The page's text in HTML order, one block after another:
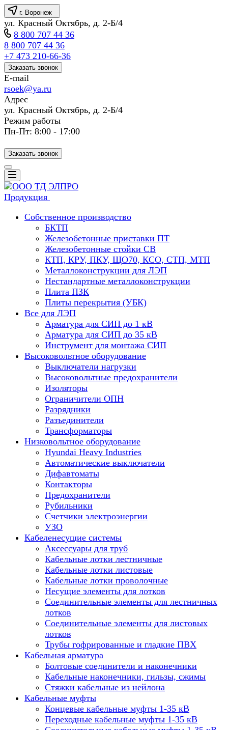
г. Воронеж
ул. Красный Октябрь, д. 2-Б/4
8 800 707 44 36
8 800 707 44 36
+7 473 210-66-36
Заказать звонок
E-mail
rsoek@ya.ru
Адрес
ул. Красный Октябрь, д. 2-Б/4
Режим работы
Пн-Пт: 8:00 - 17:00
Заказать звонок
Продукция
Собственное производство
БКТП
Железобетонные приставки ПТ
Железобетонные стойки СВ
КТП, КРУ, ПКУ, ЩО70, КСО, СТП, МТП
Металлоконструкции для ЛЭП
Нестандартные металлоконструкции
Плита ПЗК
Плиты перекрытия (УБК)
Все для ЛЭП
Арматура для СИП до 1 кВ
Арматура для СИП до 35 кВ
Инструмент для монтажа СИП
Высоковольтное оборудование
Выключатели нагрузки
Высоковольтные предохранители
Изоляторы
Ограничители ОПН
Разрядники
Разъединители
Трансформаторы
Низковольтное оборудование
Hyundai Heavy Industries
Автоматические выключатели
Дифавтоматы
Контакторы
Предохранители
Рубильники
Счетчики электроэнергии
УЗО
Кабеленесущие системы
Аксессуары для труб
Кабельные лотки лестничные
Кабельные лотки листовые
Кабельные лотки проволочные
Несущие элементы для лотков
Соединительные элементы для лестничных
лотков
Соединительные элементы для листовых
лотков
Трубы гофрированные и гладкие ПВХ
Кабельная арматура
Болтовые соединители и наконечники
Кабельные наконечники, гильзы, сжимы
Стяжки кабельные из нейлона
Кабельные муфты
Концевые кабельные муфты 1-35 кВ
Переходные кабельные муфты 1-35 кВ